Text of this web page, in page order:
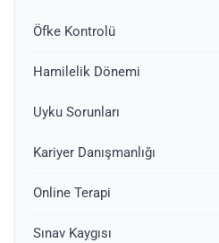
Öfke Kontrolü
Hamilelik Dönemi
Uyku Sorunları
Kariyer Danışmanlığı
Online Terapi
Sınav Kaygısı